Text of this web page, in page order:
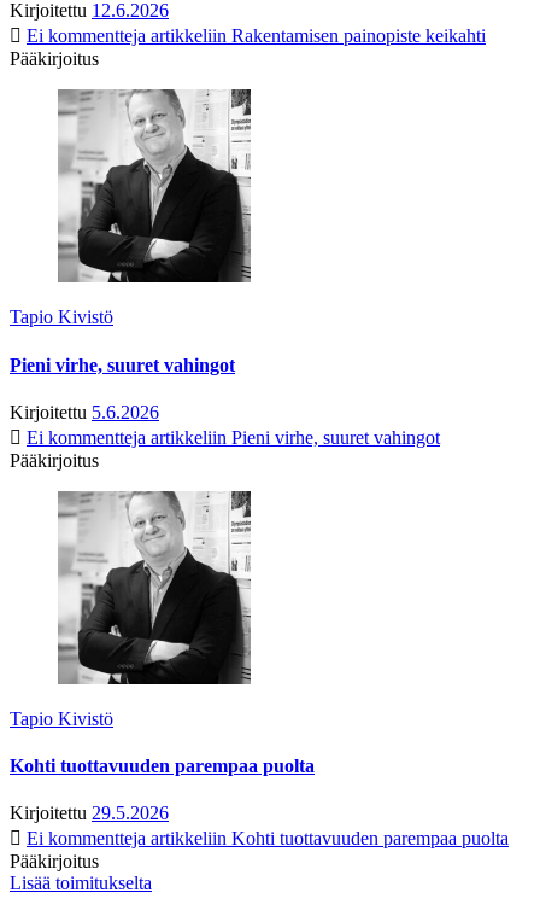
Kirjoitettu 12.6.2026
Ei kommentteja artikkeliin Rakentamisen painopiste keikahti
Pääkirjoitus
Tapio Kivistö
Pieni virhe, suuret vahingot
Kirjoitettu 5.6.2026
Ei kommentteja artikkeliin Pieni virhe, suuret vahingot
Pääkirjoitus
Tapio Kivistö
Kohti tuottavuuden parempaa puolta
Kirjoitettu 29.5.2026
Ei kommentteja artikkeliin Kohti tuottavuuden parempaa puolta
Pääkirjoitus
Lisää toimitukselta